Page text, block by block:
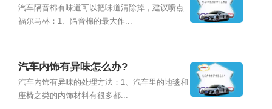
汽车隔音棉有味道可以把味道清除掉，建议喷点
福尔马林：1、隔音棉的最大作...
汽车内饰有异味怎么办?
汽车内饰有异味的处理方法：1、汽车里的地毯和
座椅之类的内饰材料有很多都...